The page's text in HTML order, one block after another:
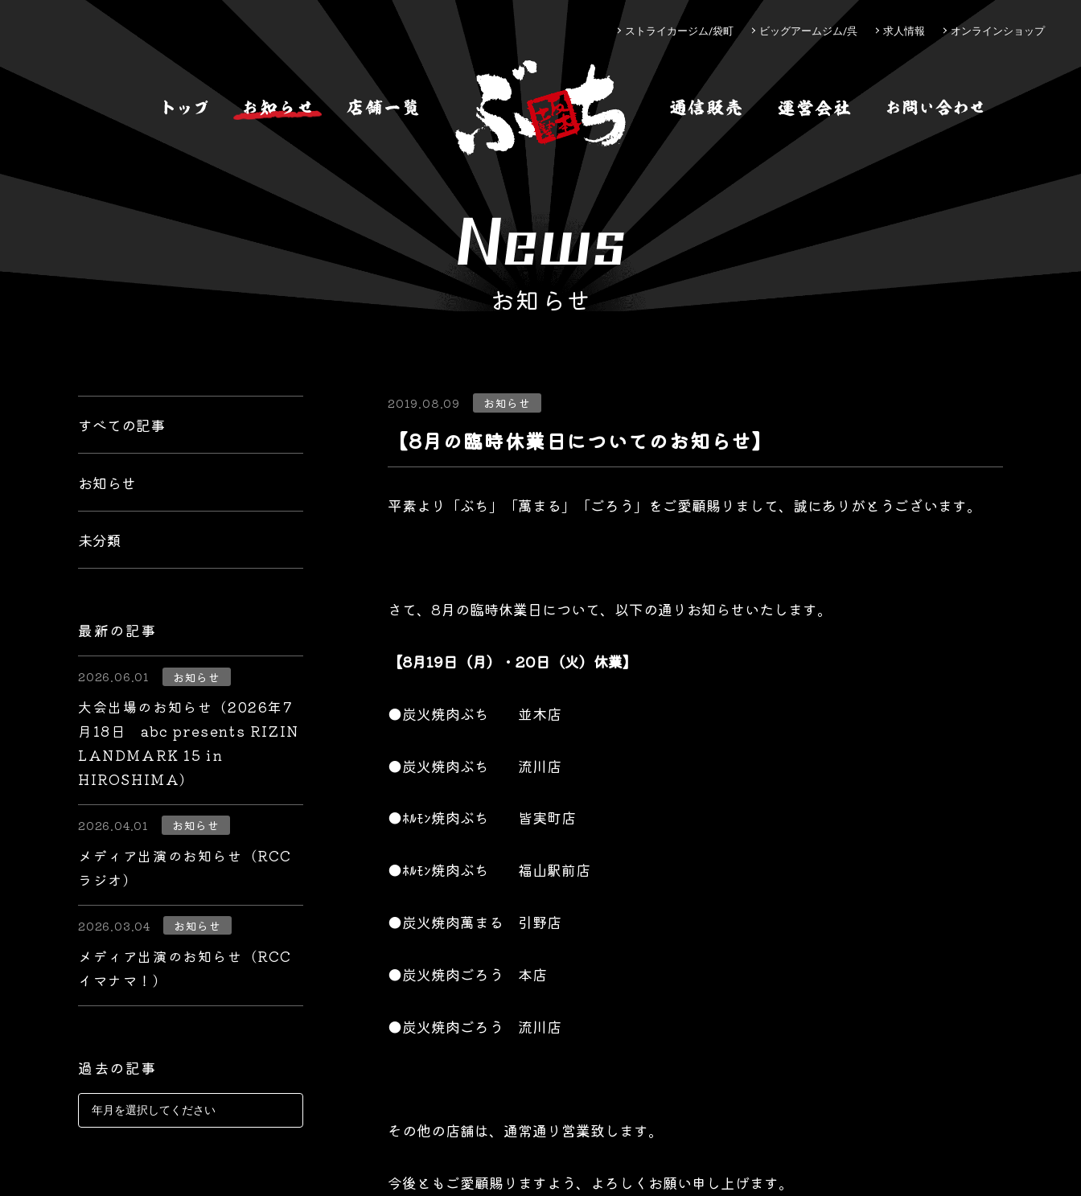
ストライカージム/袋町 ビッグアームジム/呉 求人情報 オンラインショップ
お知らせ
2019.08.09 お知らせ
【8月の臨時休業日についてのお知らせ】
平素より「ぶち」「萬まる」「ごろう」をご愛顧賜りまして、誠にありがとうございます。
さて、8月の臨時休業日について、以下の通りお知らせいたします。
【8月19日（月）・20日（火）休業】
●炭火焼肉ぶち 並木店
●炭火焼肉ぶち 流川店
●ﾎﾙﾓﾝ焼肉ぶち 皆実町店
●ﾎﾙﾓﾝ焼肉ぶち 福山駅前店
●炭火焼肉萬まる 引野店
●炭火焼肉ごろう 本店
●炭火焼肉ごろう 流川店
その他の店舗は、通常通り営業致します。
今後ともご愛顧賜りますよう、よろしくお願い申し上げます。
すべての記事
お知らせ
未分類
最新の記事
2026.06.01 お知らせ
大会出場のお知らせ（2026年7
月18日 abc presents RIZIN
LANDMARK 15 in
HIROSHIMA）
2026.04.01 お知らせ
メディア出演のお知らせ（RCC
ラジオ）
2026.03.04 お知らせ
メディア出演のお知らせ（RCC
イマナマ！）
過去の記事